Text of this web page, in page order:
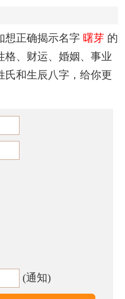
执行力，领导力强。其
。
由卜易居根据姓名五格
想正确揭示名字 曙芽 的
格、财运、婚姻、事业
氏和生辰八字，给你更
(通知)